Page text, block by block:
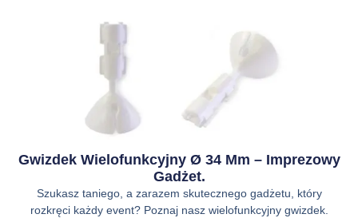
Gwizdek Wielofunkcyjny Ø 34 Mm – Imprezowy
Gadżet.
Szukasz taniego, a zarazem skutecznego gadżetu, który
rozkręci każdy event? Poznaj nasz wielofunkcyjny gwizdek.